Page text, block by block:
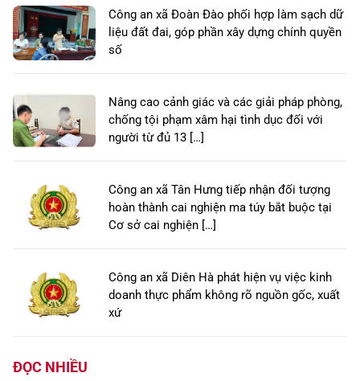
Công an xã Đoàn Đào phối hợp làm sạch dữ
liệu đất đai, góp phần xây dựng chính quyền
số
Nâng cao cảnh giác và các giải pháp phòng,
chống tội phạm xâm hại tình dục đối với
người từ đủ 13 […]
Công an xã Tân Hưng tiếp nhận đối tượng
hoàn thành cai nghiện ma túy bắt buộc tại
Cơ sở cai nghiện […]
Công an xã Diên Hà phát hiện vụ việc kinh
doanh thực phẩm không rõ nguồn gốc, xuất
xứ
ĐỌC NHIỀU